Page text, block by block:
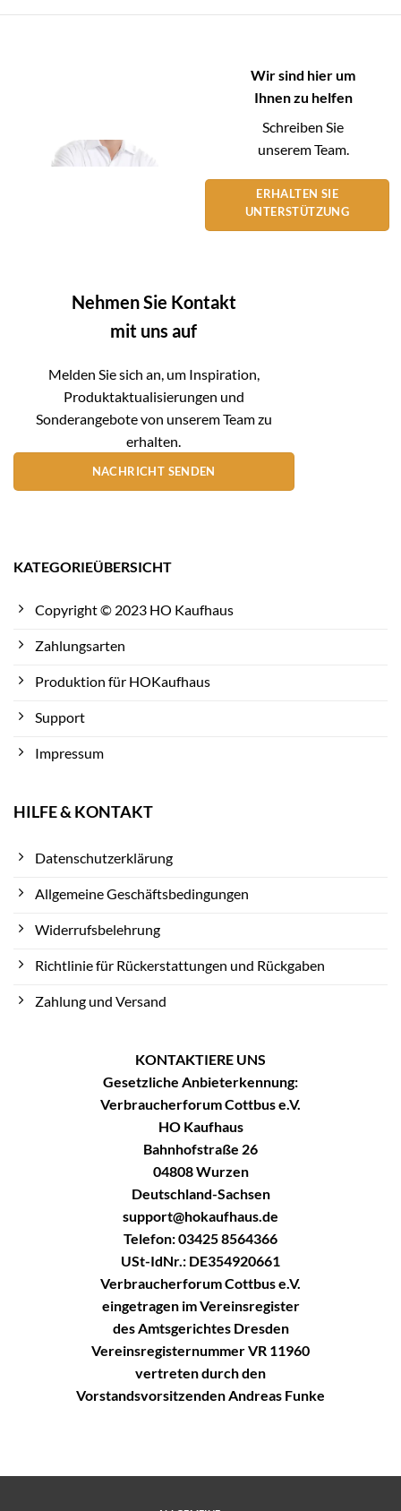
Wir sind hier um
Ihnen zu helfen
Schreiben Sie
unserem Team.
ERHALTEN SIE
UNTERSTÜTZUNG
Nehmen Sie Kontakt
mit uns auf
Melden Sie sich an, um Inspiration,
Produktaktualisierungen und
Sonderangebote von unserem Team zu
erhalten.
NACHRICHT SENDEN
KATEGORIEÜBERSICHT
Copyright © 2023 HO Kaufhaus
Zahlungsarten
Produktion für HOKaufhaus
Support
Impressum
HILFE & KONTAKT
Datenschutzerklärung
Allgemeine Geschäftsbedingungen
Widerrufsbelehrung
Richtlinie für Rückerstattungen und Rückgaben
Zahlung und Versand
KONTAKTIERE UNS
Gesetzliche Anbieterkennung:
Verbraucherforum Cottbus e.V.
HO Kaufhaus
Bahnhofstraße 26
04808 Wurzen
Deutschland-Sachsen
support@hokaufhaus.de
Telefon: 03425 8564366
USt-IdNr.: DE354920661
Verbraucherforum Cottbus e.V.
eingetragen im Vereinsregister
des Amtsgerichtes Dresden
Vereinsregisternummer VR 11960
vertreten durch den
Vorstandsvorsitzenden Andreas Funke